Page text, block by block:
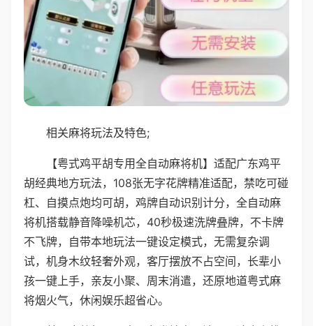
相关麻将玩法及特色;
【粤式鸡平胡专用全自动麻将机】适配广东鸡平
胡经典地方玩法，108张无字花牌精准适配，禁吃可碰
杠、自摸点炮均可胡，鸡牌自动识别计分，全自动麻
将机搭载静音降噪机芯，40秒极速洗牌叠牌，不卡牌
不飞牌，自带本地玩法一键设定模式，无需复杂调
试，机身木纹轻奢外观，客厅摆放不占空间，长辈小
孩一键上手，亲友小聚、周末消遣，还原地道粤式麻
将烟火气，休闲娱乐超省心。